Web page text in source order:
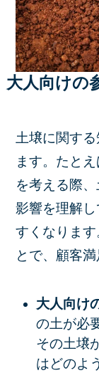
大人向けの
土壌に関す
ます。たと
を考える際
影響を理解
すくなりま
とで、顧客
大人向け
の土が必
その土壌
はどのよ